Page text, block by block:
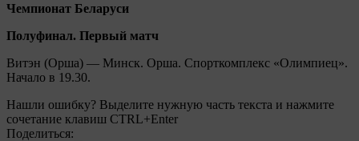
Чемпионат Беларуси
Полуфинал. Первый матч
Витэн (Орша) — Минск. Орша. Спорткомплекс «Олимпиец».
Начало в 19.30.
Нашли ошибку? Выделите нужную часть текста и нажмите
сочетание клавиш CTRL+Enter
Поделиться: